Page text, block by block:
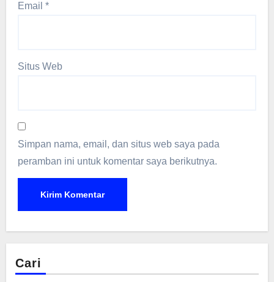
Email*
Situs Web
Simpan nama, email, dan situs web saya pada
peramban ini untuk komentar saya berikutnya.
Cari